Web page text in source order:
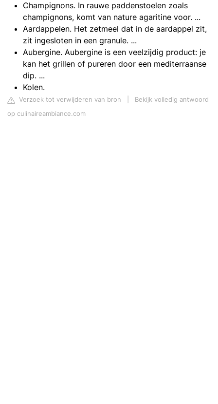
Champignons. In rauwe paddenstoelen zoals
champignons, komt van nature agaritine voor. ...
Aardappelen. Het zetmeel dat in de aardappel zit,
zit ingesloten in een granule. ...
Aubergine. Aubergine is een veelzijdig product: je
kan het grillen of pureren door een mediterraanse
dip. ...
Kolen.
Verzoek tot verwijderen van bron
Bekijk volledig antwoord
op culinaireambiance.com